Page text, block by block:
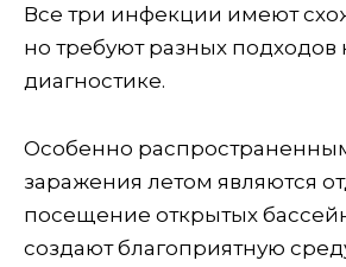
Все три инфекции имеют
но требуют разных подходов
диагностике.
Особенно
заражения летом являются
посещение открытых
создают благоприятную